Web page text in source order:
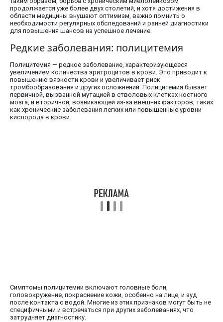
продолжается уже более двух столетий, и хотя достижения в
области медицины внушают оптимизм, важно помнить о
необходимости регулярных обследований и ранней диагностики
для повышения шансов на успешное лечение.
Редкие заболевания: полицитемия
Полицитемия — редкое заболевание, характеризующееся
увеличением количества эритроцитов в крови. Это приводит к
повышению вязкости крови и увеличивает риск
тромбообразования и других осложнений. Полицитемия бывает
первичной, вызванной мутацией в стволовых клетках костного
мозга, и вторичной, возникающей из-за внешних факторов, таких
как хронические заболевания легких или повышенные уровни
кислорода в крови.
Симптомы полицитемии включают головные боли,
головокружение, покраснение кожи, особенно на лице, и зуд
после контакта с водой. Многие из этих признаков могут быть не
специфичными и встречаться при других заболеваниях, что
затрудняет диагностику.